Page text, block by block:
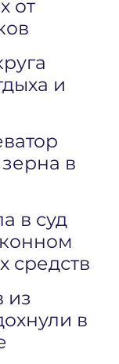
от
и
в
в суд
средств
из
в